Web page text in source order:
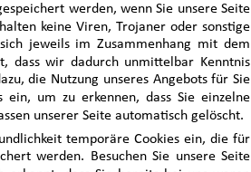
werden, wenn Sie unsere Seite
keine Viren, Trojaner oder sonstige
jeweils im Zusammenhang mit dem
dass wir dadurch unmittelbar Kenntnis
die Nutzung unseres Angebots für Sie
ein, um zu erkennen, dass Sie einzelne
unserer Seite automatisch gelöscht.
temporäre Cookies ein, die für
werden. Besuchen Sie unsere Seite